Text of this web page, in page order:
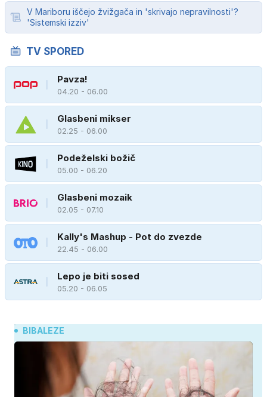
V Mariboru iščejo žvižgača in 'skrivajo nepravilnosti'?
'Sistemski izziv'
TV SPORED
Pavza!
04.20 - 06.00
Glasbeni mikser
02.25 - 06.00
Podeželski božič
05.00 - 06.20
Glasbeni mozaik
02.05 - 07.10
Kally's Mashup - Pot do zvezde
22.45 - 06.00
Lepo je biti sosed
05.20 - 06.05
BIBALEZE